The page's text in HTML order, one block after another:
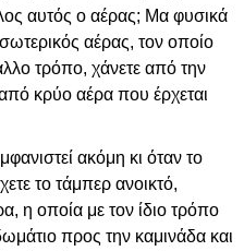
αυτός ο αέρας; Μα φυσικά
αέρας, τον οποίο
τρόπο, χάνετε από την
κρύο αέρα που έρχεται
ακόμη κι όταν το
το τάμπερ ανοικτό,
η οποία με τον ίδιο τρόπο
προς την καμινάδα και